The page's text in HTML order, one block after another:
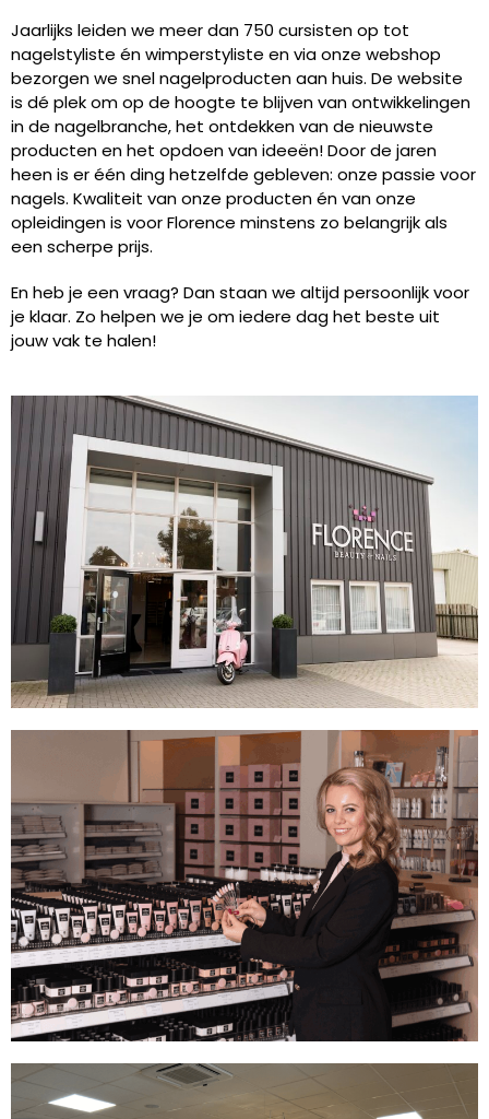
Jaarlijks leiden we meer dan 750 cursisten op tot
nagelstyliste én wimperstyliste en via onze webshop
bezorgen we snel nagelproducten aan huis. De website
is dé plek om op de hoogte te blijven van ontwikkelingen
in de nagelbranche, het ontdekken van de nieuwste
producten en het opdoen van ideeën! Door de jaren
heen is er één ding hetzelfde gebleven: onze passie voor
nagels. Kwaliteit van onze producten én van onze
opleidingen is voor Florence minstens zo belangrijk als
een scherpe prijs.
En heb je een vraag? Dan staan we altijd persoonlijk voor
je klaar. Zo helpen we je om iedere dag het beste uit
jouw vak te halen!